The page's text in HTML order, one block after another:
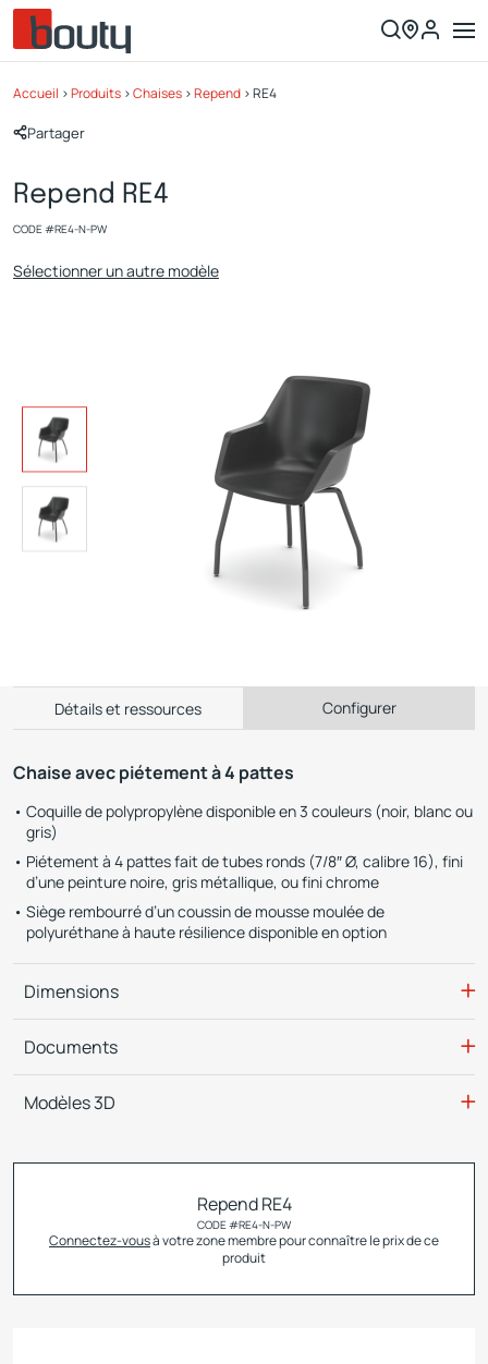
Accueil >Produits >Chaises >Repend >RE4
Partager
Repend RE4
CODE #RE4-N-PW
Sélectionner un autre modèle
Détails et ressources Configurer
Chaise avec piétement à 4 pattes
Coquille de polypropylène disponible en 3 couleurs (noir, blanc ou
gris)
Piétement à 4 pattes fait de tubes ronds (7/8″ Ø, calibre 16), fini
d’une peinture noire, gris métallique, ou fini chrome
Siège rembourré d’un coussin de mousse moulée de
polyuréthane à haute résilience disponible en option
Dimensions
Documents
Modèles 3D
Repend RE4
CODE #RE4-N-PW
Connectez-vousà votre zone membre pour connaître le prix de ce
produit